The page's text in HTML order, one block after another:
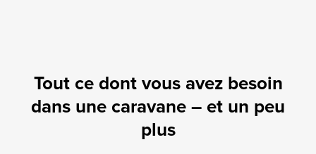
Tout ce dont vous avez besoin
dans une caravane – et un peu
plus